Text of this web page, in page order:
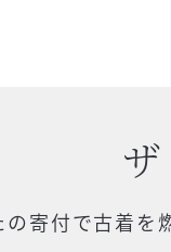
の寄付で古着を